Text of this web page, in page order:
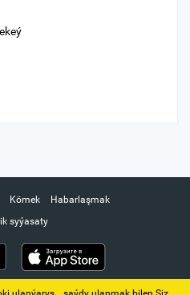
Kömek
Habarlaşmak
syýasaty